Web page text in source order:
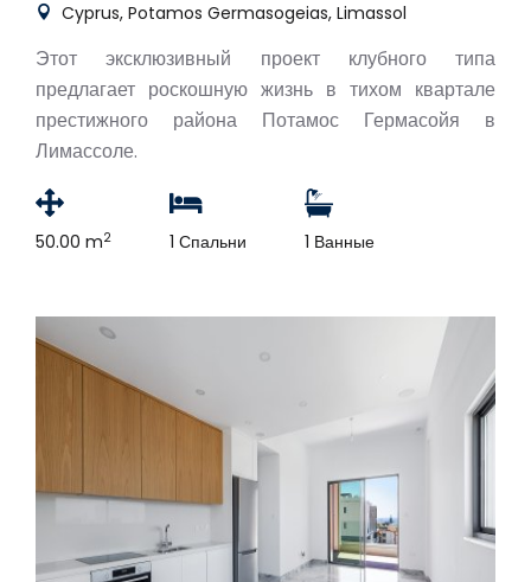
Cyprus, Potamos Germasogeias, Limassol
Этот эксклюзивный проект клубного типа
предлагает роскошную жизнь в тихом квартале
престижного района Потамос Гермасойя в
Лимассоле.
50.00 m2 1 Спальни 1 Ванные